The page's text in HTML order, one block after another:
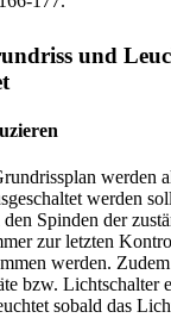
und
werden
werden
Spinden der
zur letzten
werden.
bzw. Lichtschalter
sobald das